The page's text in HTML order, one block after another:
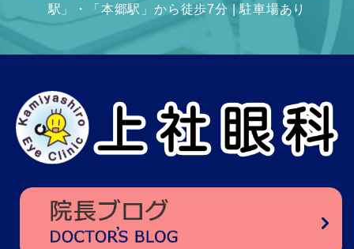
駅」・「本郷駅」から徒歩7分 | 駐車場あり